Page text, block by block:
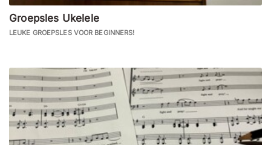
Groepsles Ukelele
LEUKE GROEPSLES VOOR BEGINNERS!